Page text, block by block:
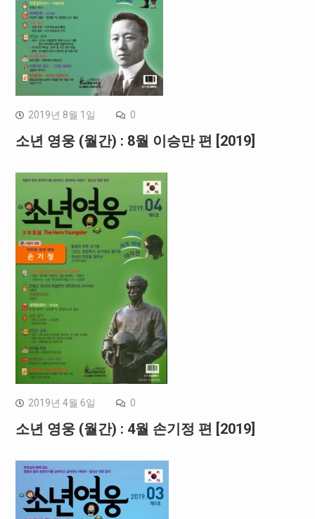
2019년 8월 1일 0
소년 영웅 (월간) : 8월 이승만 편 [2019]
2019년 4월 6일 0
소년 영웅 (월간) : 4월 손기정 편 [2019]